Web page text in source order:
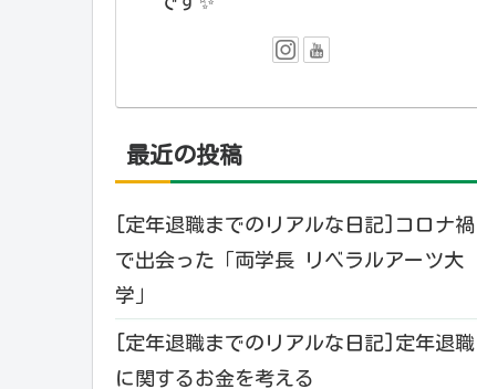
最近の投稿
[定年退職までのリアルな日記]コロナ禍
で出会った「両学長 リベラルアーツ大
学」
[定年退職までのリアルな日記]定年退職
に関するお金を考える